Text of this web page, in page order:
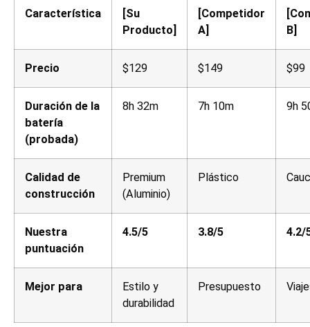
Característica
[Su
Producto]
[Competidor
A]
B]
Precio $129 $149 $99
Duración de la
batería
(probada)
8h 32m 7h 10m 9h
Calidad de
construcción
Premium
(Aluminio)
Plástico
Nuestra
puntuación
4.5/5 3.8/5 4.2/
Mejor para
Estilo y
durabilidad
Presupuesto